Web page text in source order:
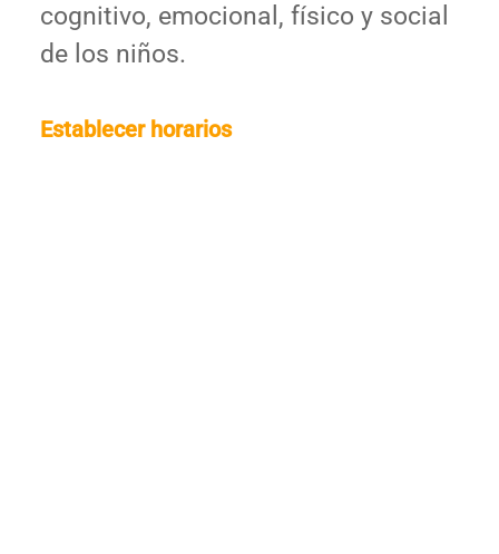
cognitivo, emocional, físico y social
de los niños.
Establecer horarios